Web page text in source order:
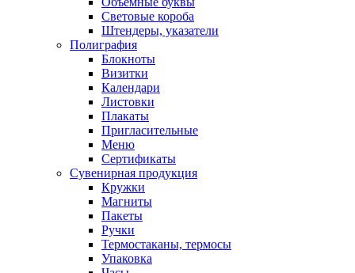
Световые короба
Штендеры, указатели
Полиграфия
Блокноты
Визитки
Календари
Листовки
Плакаты
Пригласительные
Меню
Сертификаты
Сувенирная продукция
Кружки
Магниты
Пакеты
Ручки
Термостаканы, термосы
Упаковка